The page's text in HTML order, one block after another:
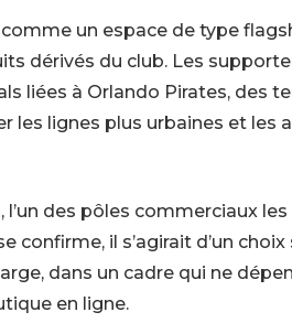
un espace de type
dérivés du club. Les
liées à Orlando Pirates, des
les lignes plus urbaines et les
des pôles commerciaux
confirme, il s’agirait d’un
dans un cadre qui ne
en ligne.